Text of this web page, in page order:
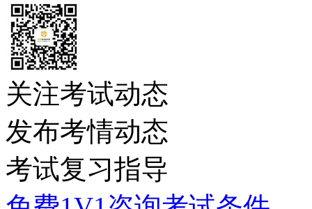
关注考试动态
发布考情动态
考试复习指导